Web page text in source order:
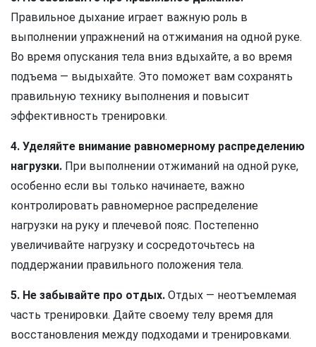
Правильное дыхание играет важную роль в
выполнении упражнений на отжимания на одной руке.
Во время опускания тела вниз вдыхайте, а во время
подъема — выдыхайте. Это поможет вам сохранять
правильную технику выполнения и повысит
эффективность тренировки.
4. Уделяйте внимание равномерному распределению
нагрузки. При выполнении отжиманий на одной руке,
особенно если вы только начинаете, важно
контролировать равномерное распределение
нагрузки на руку и плечевой пояс. Постепенно
увеличивайте нагрузку и сосредоточьтесь на
поддержании правильного положения тела.
5. Не забывайте про отдых. Отдых — неотъемлемая
часть тренировки. Дайте своему телу время для
восстановления между подходами и тренировками.